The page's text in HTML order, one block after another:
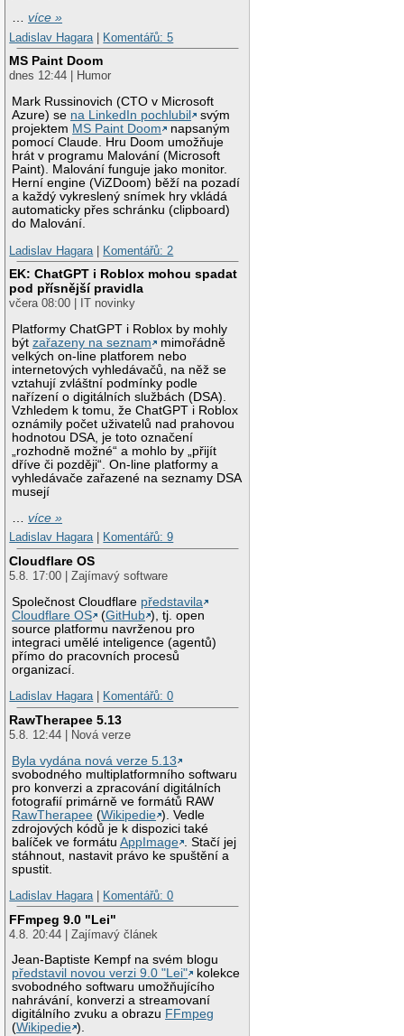
…více »
Ladislav Hagara
Komentářů: 5
MS Paint Doom
dnes 12:44 | Humor
Mark Russinovich (CTO v Microsoft
Azure) se na LinkedIn pochlubil
svým
projektem MS Paint Doom
napsaným
pomocí Claude. Hru Doom umožňuje
hrát v programu Malování (Microsoft
Paint). Malování funguje jako monitor.
Herní engine (ViZDoom) běží na pozadí
a každý vykreslený snímek hry vkládá
automaticky přes schránku (clipboard)
do Malování.
Ladislav Hagara
Komentářů: 2
EK: ChatGPT i Roblox mohou spadat
pod přísnější pravidla
včera 08:00 | IT novinky
Platformy ChatGPT i Roblox by mohly
býtzařazeny na seznam
mimořádně
velkých on-line platforem nebo
internetových vyhledávačů, na něž se
vztahují zvláštní podmínky podle
nařízení o digitálních službách (DSA).
Vzhledem k tomu, že ChatGPT i Roblox
oznámily počet uživatelů nad prahovou
hodnotou DSA, je toto označení
„rozhodně možné“ a mohlo by „přijít
dříve či později“. On-line platformy a
vyhledávače zařazené na seznamy DSA
musejí
…více »
Ladislav Hagara| Komentářů: 9
Cloudflare OS
5.8. 17:00 | Zajímavý software
Společnost Cloudflare představila
Cloudflare OS
(GitHub ), tj. open
source platformu navrženou pro
integraci umělé inteligence (agentů)
přímo do pracovních procesů
organizací.
Ladislav Hagara| Komentářů: 0
RawTherapee 5.13
5.8. 12:44 | Nová verze
Byla vydána nová verze 5.13
svobodného multiplatformního softwaru
pro konverzi a zpracování digitálních
fotografií primárně ve formátů RAW
RawTherapee (Wikipedie ). Vedle
zdrojových kódů je k dispozici také
balíček ve formátuAppImage
. Stačí jej
stáhnout, nastavit právo ke spuštění a
spustit.
Ladislav Hagara| Komentářů: 0
FFmpeg 9.0 "Lei"
4.8. 20:44 | Zajímavý článek
Jean-Baptiste Kempf na svém blogu
představil novou verzi 9.0 "Lei"
kolekce
svobodného softwaru umožňujícího
nahrávání, konverzi a streamovaní
digitálního zvuku a obrazu FFmpeg
(Wikipedie ).